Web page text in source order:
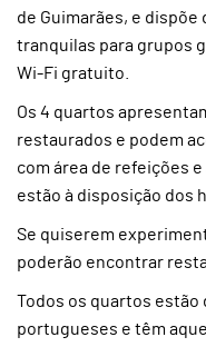
de Guimarães, e dispõe
tranquilas para grupos
Wi-Fi gratuito.
Os 4 quartos
restaurados e podem
com área de refeições
estão à disposição dos
Se quiserem
poderão encontrar
Todos os quartos
portugueses e têm